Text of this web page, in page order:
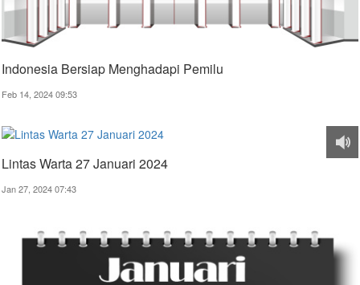
Indonesia Bersiap Menghadapi Pemilu
Feb 14, 2024 09:53
Lintas Warta 27 Januari 2024
Jan 27, 2024 07:43